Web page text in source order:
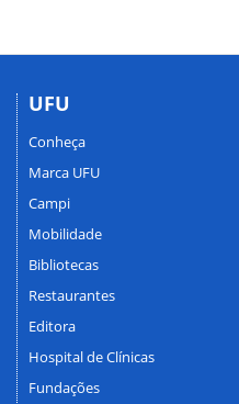
UFU
Conheça
Marca UFU
Campi
Mobilidade
Bibliotecas
Restaurantes
Editora
Hospital de Clínicas
Fundações